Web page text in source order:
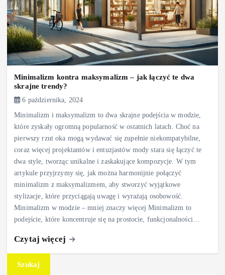
Minimalizm kontra maksymalizm – jak łączyć te dwa
skrajne trendy?
6 października, 2024
Minimalizm i maksymalizm to dwa skrajne podejścia w modzie,
które zyskały ogromną popularność w ostatnich latach. Choć na
pierwszy rzut oka mogą wydawać się zupełnie niekompatybilne,
coraz więcej projektantów i entuzjastów mody stara się łączyć te
dwa style, tworząc unikalne i zaskakujące kompozycje. W tym
artykule przyjrzymy się, jak można harmonijnie połączyć
minimalizm z maksymalizmem, aby stworzyć wyjątkowe
stylizacje, które przyciągają uwagę i wyrażają osobowość.
Minimalizm w modzie – mniej znaczy więcej Minimalizm to
podejście, które koncentruje się na prostocie, funkcjonalności…
Czytaj więcej
Szukaj